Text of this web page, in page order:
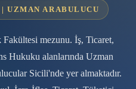
UZMAN ARABULUCU
mezunu. İş, Ticaret,
Hukuku alanlarında Uzman
Sicili'nde yer almaktadır.